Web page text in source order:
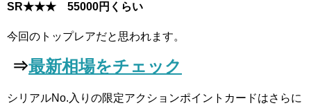
SR★★★ 55000円くらい
今回のトップレアだと思われます。
⇒最新相場をチェック
シリアルNo.入りの限定アクションポイントカードはさらに